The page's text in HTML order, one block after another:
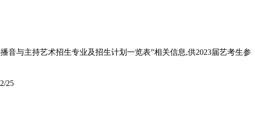
音与主持艺术招生专业及招生计划一览表”相关信息,供2023届艺考生参
25